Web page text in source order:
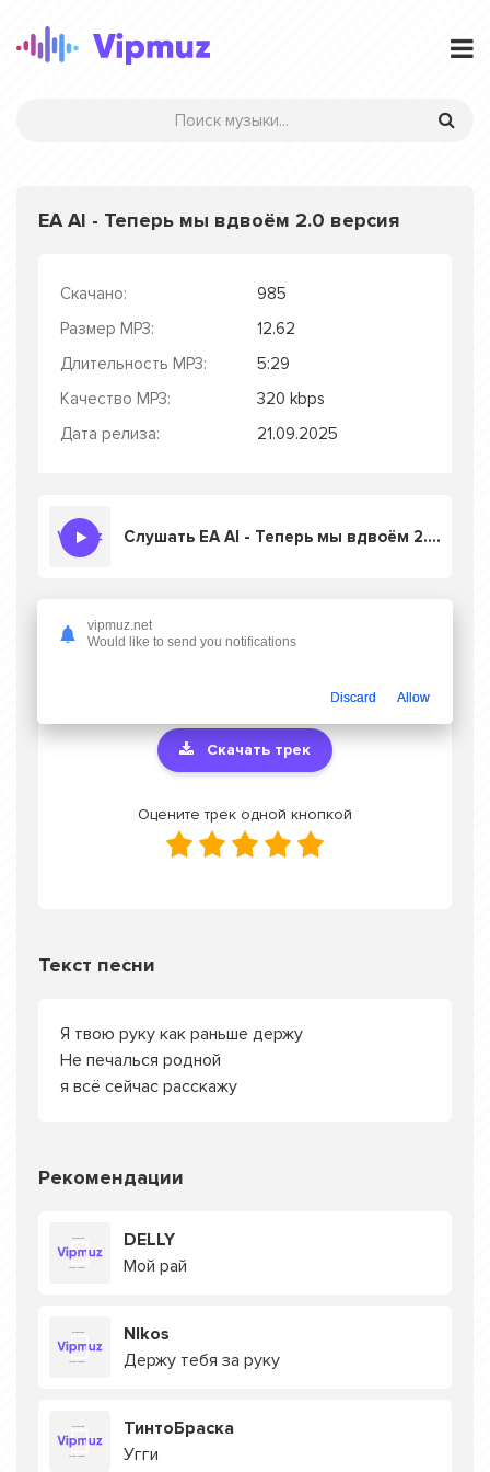
EA AI - Теперь мы вдвоём 2.0 версия
Скачано:
985
Размер MP3:
12.62
Длительность MP3:
5:29
Качество MP3:
320 kbps
Дата релиза:
21.09.2025
Слушать EA AI - Теперь мы вдвоём 2.0 версия
Скачать песню EA AI - Теперь мы вдвоём
в mp3 или слушать онлайн
Скачать трек
Оцените трек одной кнопкой
Текст песни
Я твою руку как раньше держу
Не печалься родной
я всё сейчас расскажу
Рекомендации
DELLY
Мой рай
NIkos
Держу тебя за руку
ТинтоБраска
Угги
vipmuz.net
Would like to send you notifications
Discard Allow